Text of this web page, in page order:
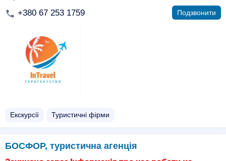
+380 67 253 1759 Подзвонити
Екскурсії Туристичні фірми
БОСФОР, туристична агенція